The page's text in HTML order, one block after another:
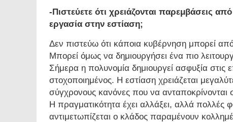
-Πιστεύετε ότι χρειάζονται παρεμβάσεις
εργασία στην εστίαση;
Δεν πιστεύω ότι κάποια κυβέρνηση μπορεί
Μπορεί όμως να δημιουργήσει ένα πιο
Σήμερα η πολυνομία δημιουργεί ασφυξία στις
στοχοποιημένος. Η εστίαση χρειάζεται
σύγχρονους κανόνες που να ανταποκρίνονται
Η πραγματικότητα έχει αλλάξει, αλλά πολλές
αντιμετωπίζεται ο κλάδος παραμένουν